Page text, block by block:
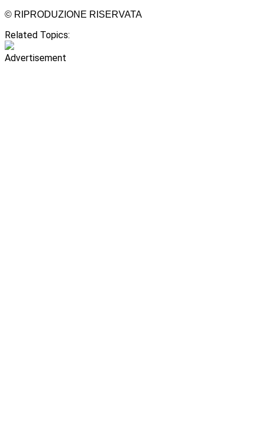
© RIPRODUZIONE RISERVATA
Related Topics:
Advertisement